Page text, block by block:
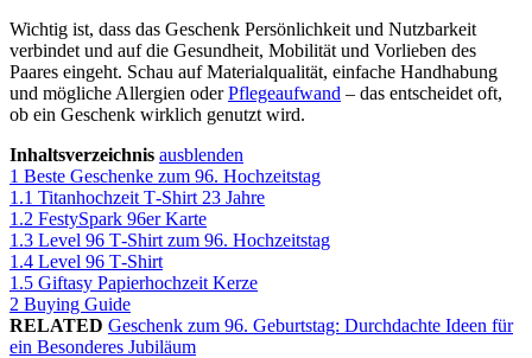
Wichtig ist, dass das Geschenk Persönlichkeit und Nutzbarkeit
verbindet und auf die Gesundheit, Mobilität und Vorlieben des
Paares eingeht. Schau auf Materialqualität, einfache Handhabung
und mögliche Allergien oderPflegeaufwand – das entscheidet oft,
ob ein Geschenk wirklich genutzt wird.
Inhaltsverzeichnis ausblenden
1 Beste Geschenke zum 96. Hochzeitstag
1.1 Titanhochzeit T‑Shirt 23 Jahre
1.2 FestySpark 96er Karte
1.3 Level 96 T‑Shirt zum 96. Hochzeitstag
1.4 Level 96 T‑Shirt
1.5 Giftasy Papierhochzeit Kerze
2 Buying Guide
RELATED Geschenk zum 96. Geburtstag: Durchdachte Ideen für
ein Besonderes Jubiläum